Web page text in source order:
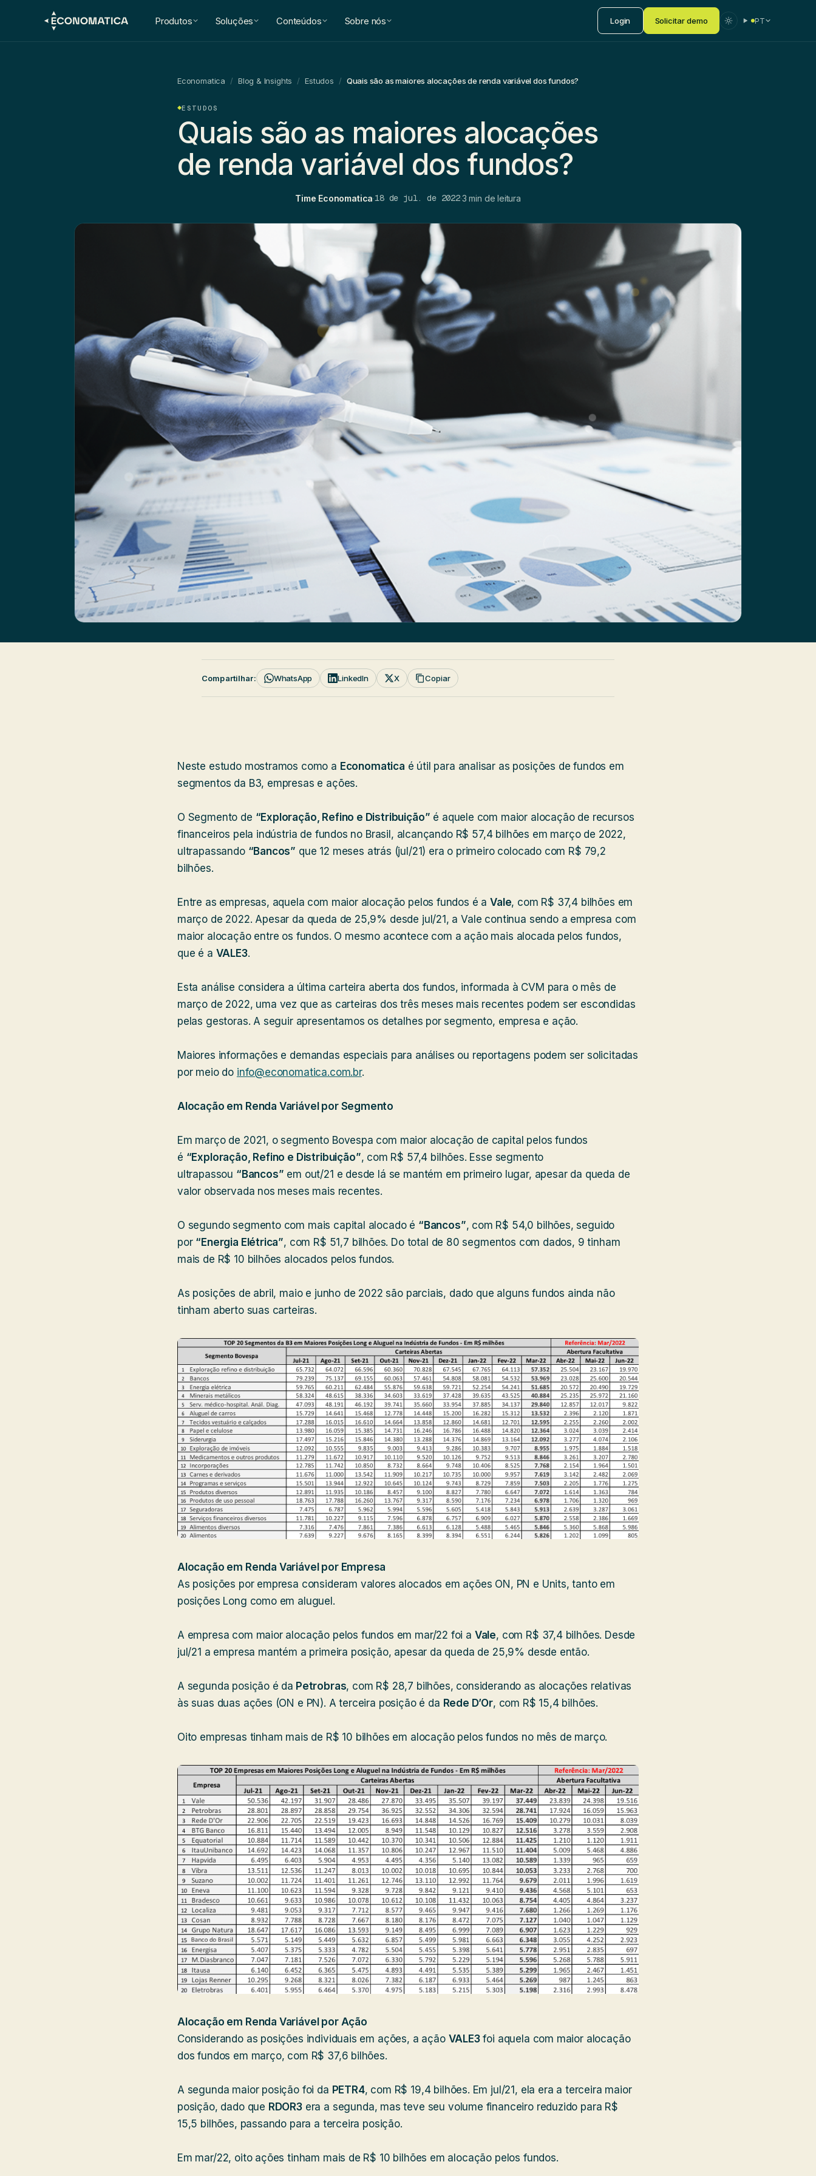
Produtos Soluções Conteúdos Sobre nós Login Solicitar demo PT
Economatica / Blog & Insights / Estudos / Quais são as maiores alocações de renda variável dos fundos?
ESTUDOS
Quais são as maiores alocações
de renda variável dos fundos?
Time Economatica·18 de jul. de 2022·3 min de leitura
Compartilhar: WhatsApp LinkedIn X Copiar
Neste estudo mostramos como a Economatica é útil para analisar as posições de fundos em
segmentos da B3, empresas e ações.
O Segmento de “Exploração, Refino e Distribuição” é aquele com maior alocação de recursos
financeiros pela indústria de fundos no Brasil, alcançando R$ 57,4 bilhões em março de 2022,
ultrapassando “Bancos” que 12 meses atrás (jul/21) era o primeiro colocado com R$ 79,2
bilhões.
Entre as empresas, aquela com maior alocação pelos fundos é aVale, com R$ 37,4 bilhões em
março de 2022. Apesar da queda de 25,9% desde jul/21, a Vale continua sendo a empresa com
maior alocação entre os fundos. O mesmo acontece com a ação mais alocada pelos fundos,
que é a VALE3.
Esta análise considera a última carteira aberta dos fundos, informada à CVM para o mês de
março de 2022, uma vez que as carteiras dos três meses mais recentes podem ser escondidas
pelas gestoras. A seguir apresentamos os detalhes por segmento, empresa e ação.
Maiores informações e demandas especiais para análises ou reportagens podem ser solicitadas
por meio do info@economatica.com.br.
Alocação em Renda Variável por Segmento
Em março de 2021, o segmento Bovespa com maior alocação de capital pelos fundos
é “Exploração, Refino e Distribuição”, com R$ 57,4 bilhões. Esse segmento
ultrapassou “Bancos” em out/21 e desde lá se mantém em primeiro lugar, apesar da queda de
valor observada nos meses mais recentes.
O segundo segmento com mais capital alocado é “Bancos”, com R$ 54,0 bilhões, seguido
por “Energia Elétrica”, com R$ 51,7 bilhões. Do total de 80 segmentos com dados, 9 tinham
mais de R$ 10 bilhões alocados pelos fundos.
As posições de abril, maio e junho de 2022 são parciais, dado que alguns fundos ainda não
tinham aberto suas carteiras.
Alocação em Renda Variável por Empresa
As posições por empresa consideram valores alocados em ações ON, PN e Units, tanto em
posições Long como em aluguel.
A empresa com maior alocação pelos fundos em mar/22 foi a Vale, com R$ 37,4 bilhões. Desde
jul/21 a empresa mantém a primeira posição, apesar da queda de 25,9% desde então.
A segunda posição é da Petrobras, com R$ 28,7 bilhões, considerando as alocações relativas
às suas duas ações (ON e PN). A terceira posição é da Rede D’Or, com R$ 15,4 bilhões.
Oito empresas tinham mais de R$ 10 bilhões em alocação pelos fundos no mês de março.
Alocação em Renda Variável por Ação
Considerando as posições individuais em ações, a ação VALE3foi aquela com maior alocação
dos fundos em março, com R$ 37,6 bilhões.
A segunda maior posição foi da PETR4, com R$ 19,4 bilhões. Em jul/21, ela era a terceira maior
posição, dado que RDOR3era a segunda, mas teve seu volume financeiro reduzido para R$
15,5 bilhões, passando para a terceira posição.
Em mar/22, oito ações tinham mais de R$ 10 bilhões em alocação pelos fundos.